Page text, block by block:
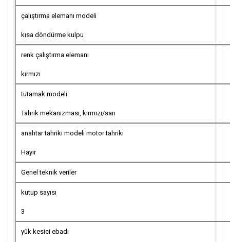
çalıştırma elemanı modeli
kısa döndürme kulpu
renk çalıştırma elemanı
kırmızı
tutamak modeli
Tahrik mekanizması, kırmızı/sarı
anahtar tahriki modeli motor tahriki
Hayir
Genel teknik veriler
kutup sayısı
3
yük kesici ebadı